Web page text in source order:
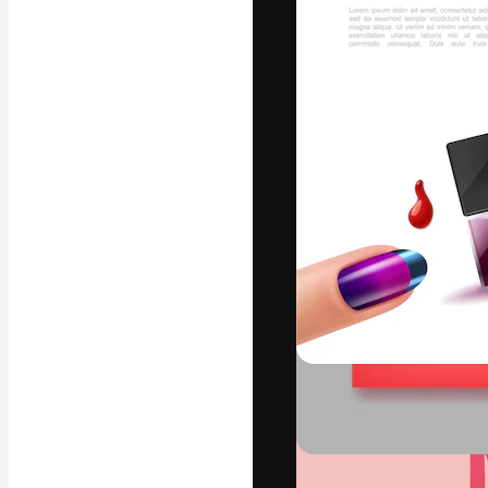
La piattaforma
migliori lavori.
Copyright ©